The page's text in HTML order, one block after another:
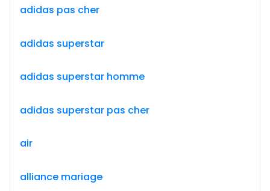
adidas pas cher
adidas superstar
adidas superstar homme
adidas superstar pas cher
air
alliance mariage